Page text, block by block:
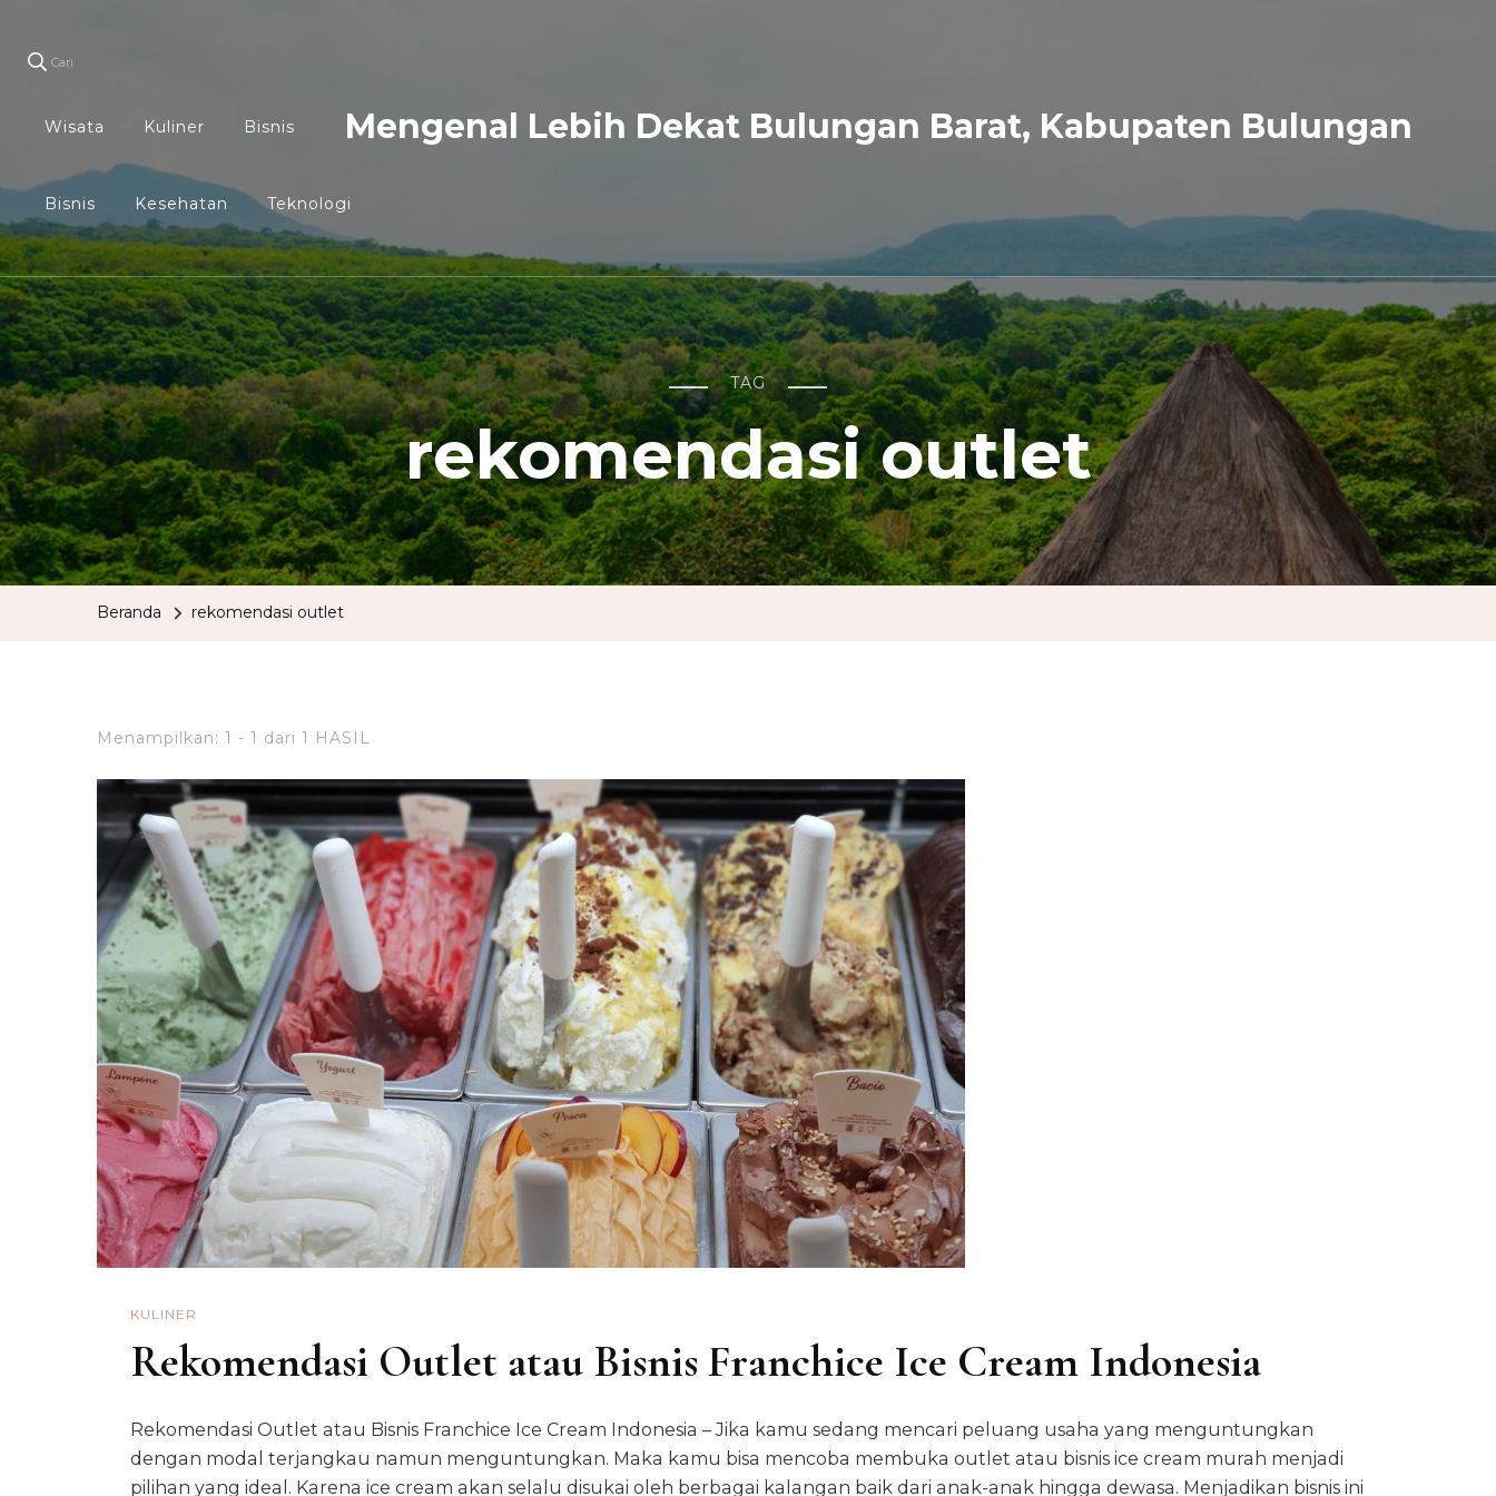
Cari
Wisata Kuliner Bisnis Mengenal Lebih Dekat Bulungan Barat, Kabupaten Bulungan
Bisnis Kesehatan Teknologi
TAG
rekomendasi outlet
Beranda rekomendasi outlet
Menampilkan: 1 - 1 dari 1 HASIL
KULINER
Rekomendasi Outlet atau Bisnis Franchice Ice Cream Indonesia
Rekomendasi Outlet atau Bisnis Franchice Ice Cream Indonesia – Jika kamu sedang mencari peluang usaha yang menguntungkan
dengan modal terjangkau namun menguntungkan. Maka kamu bisa mencoba membuka outlet atau bisnis ice cream murah menjadi
pilihan yang ideal. Karena ice cream akan selalu disukai oleh berbagai kalangan baik dari anak-anak hingga dewasa. Menjadikan bisnis ini